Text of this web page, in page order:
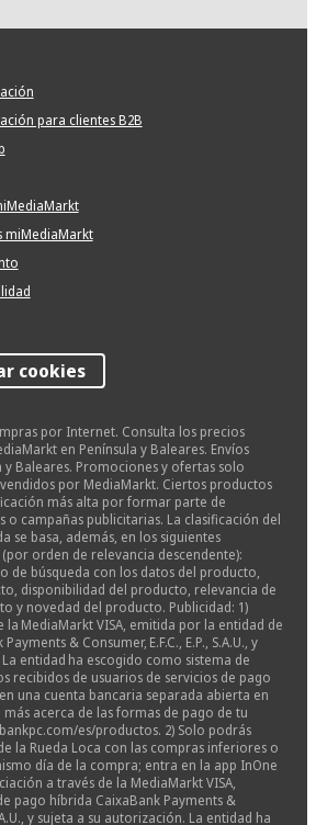
para clientes B2B
miMediaMarkt
cookies
por Internet. Consulta los precios
en Península y Baleares. Envíos
y Baleares. Promociones y ofertas solo
por MediaMarkt. Ciertos productos
más alta por formar parte de
o campañas publicitarias. La clasificación del
se basa, además, en los siguientes
orden de relevancia descendente):
de búsqueda con los datos del producto,
disponibilidad del producto, relevancia de
y novedad del producto. Publicidad: 1)
la MediaMarkt VISA, emitida por la entidad de
& Consumer, E.F.C., E.P., S.A.U., y
entidad ha escogido como sistema de
recibidos de usuarios de servicios de pago
una cuenta bancaria separada abierta en
más acerca de las formas de pago de tu
es/productos. 2) Solo podrás
la Rueda Loca con las compras inferiores o
día de la compra; entra en la app InOne
a través de la MediaMarkt VISA,
pago híbrida CaixaBank Payments &
y sujeta a su autorización. La entidad ha